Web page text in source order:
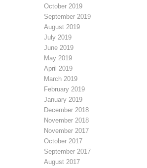
October 2019
September 2019
August 2019
July 2019
June 2019
May 2019
April 2019
March 2019
February 2019
January 2019
December 2018
November 2018
November 2017
October 2017
September 2017
August 2017